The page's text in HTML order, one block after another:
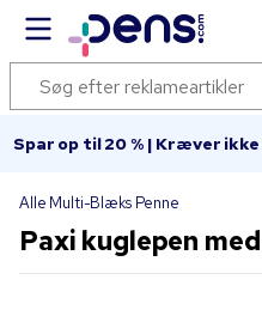
Spar op til 20 % | Kræver
Alle Multi-Blæks Penne
Paxi kuglepen